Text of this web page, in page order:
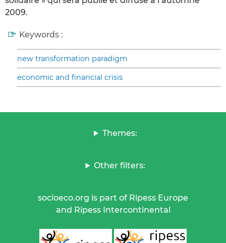
2009.
Keywords :
new transformation paradigm
economic and financial crisis
Themes:
Other filters:
socioeco.org is part of Ripess Europe
and Ripess Intercontinental